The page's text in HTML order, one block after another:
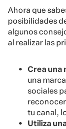
Ahora que
posibilidades
algunos
al realizar las
Crea una
una
sociales
tu canal,
Utiliza